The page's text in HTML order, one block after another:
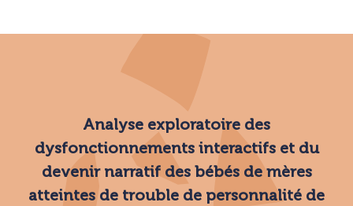
Analyse exploratoire des
dysfonctionnements interactifs et du
devenir narratif des bébés de mères
atteintes de trouble de personnalité de